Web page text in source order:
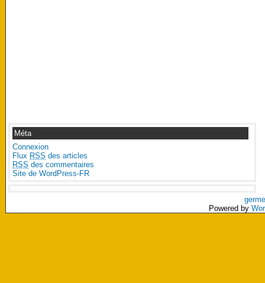
Méta
Connexion
Flux RSS des articles
RSS des commentaires
Site de WordPress-FR
Powered by